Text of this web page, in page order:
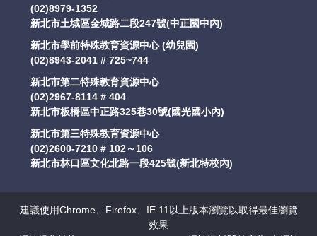
(02)8979-1352
新北市土城區金城路二段247號(中正國中內)
新北市學前特殊教育資源中心 (幼兒園)
(02)8943-2041 # 725~744
新北市第二特殊教育資源中心
(02)2967-8114 # 404
新北市板橋區中正路325巷30號(國光國小內)
新北市第三特殊教育資源中心
(02)2600-7210 # 102～106
新北市林口區文化北路一段425號(新北特校內)
建議使用Chrome、Firefox、IE 11以上版本瀏覽以取得最佳瀏覽
效果